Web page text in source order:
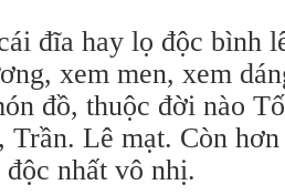
đĩa hay lọ độc bình
xem men, xem
đồ, thuộc đời nào
Trần. Lê mạt. Còn
nhất vô nhị.